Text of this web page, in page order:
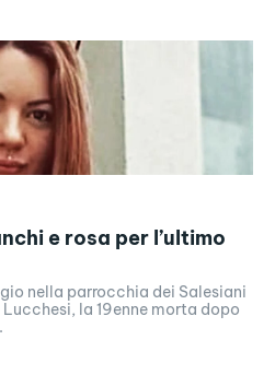
e rosa per l’ultimo
nella parrocchia dei Salesiani
la 19enne morta dopo